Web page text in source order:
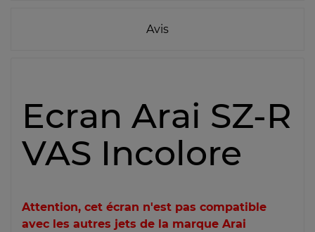
Avis
Ecran Arai SZ-R
VAS Incolore
Attention, cet écran n'est pas compatible
avec les autres jets de la marque Arai